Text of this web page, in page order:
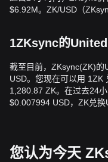
$6.92M。ZK/USD（
1ZKsync的
截至目前，ZKsync(ZK)
USD。您现在可以用
1,280.87 ZK。在过去24
$0.007994 USD，ZK兑换
您认为今天